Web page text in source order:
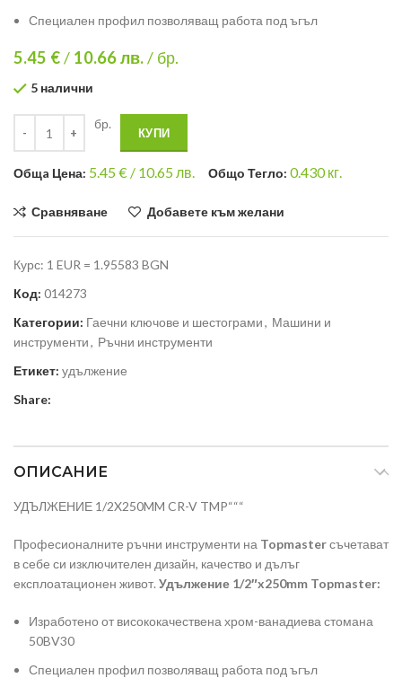
Специален профил позволяващ работа под ъгъл
5.45 €/ 10.66лв./ бр.
5 налични
бр.
КУПИ
Общa Цена: 5.45€ / 10.65 лв. Общо Тегло: 0.430кг.
Сравняване Добавете към желани
Курс: 1 EUR = 1.95583 BGN
Код: 014273
Категории: Гаечни ключове и шестограми, Машини и
инструменти, Ръчни инструменти
Етикет: удължение
Share:
ОПИСАНИЕ
УДЪЛЖЕНИЕ 1/2X250MM CR-V TMP“““
Професионалните ръчни инструменти на Topmasterсъчетават
в себе си изключителен дизайн, качество и дълъг
експлоатационен живот.Удължение 1/2″x250mm Topmaster:
Изработено от висококачествена хром-ванадиева стомана
50BV30
Специален профил позволяващ работа под ъгъл